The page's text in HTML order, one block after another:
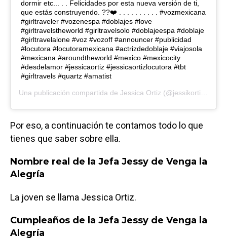
dormir etc... . . Felicidades por esta nueva versión de ti,
que estás construyendo. ??❤️ . . . . . . . . . . #vozmexicana
#girltraveler #vozenespa #doblajes #love
#girltravelstheworld #girltravelsolo #doblajeespa #doblaje
#girltravelalone #voz #vozoff #announcer #publicidad
#locutora #locutoramexicana #actrizdedoblaje #viajosola
#mexicana #aroundtheworld #mexico #mexicocity
#desdelamor #jessicaortiz #jessicaortizlocutora #tbt
#girltravels #quartz #amatist
Una publicación compartida de Jessica Ortiz (@jessikortiz) el
Por eso, a continuación te contamos todo lo que
tienes que saber sobre ella.
Nombre real de la Jefa Jessy de Venga la
Alegría
La joven se llama Jessica Ortiz.
Cumpleaños de la Jefa Jessy de Venga la
Alegría